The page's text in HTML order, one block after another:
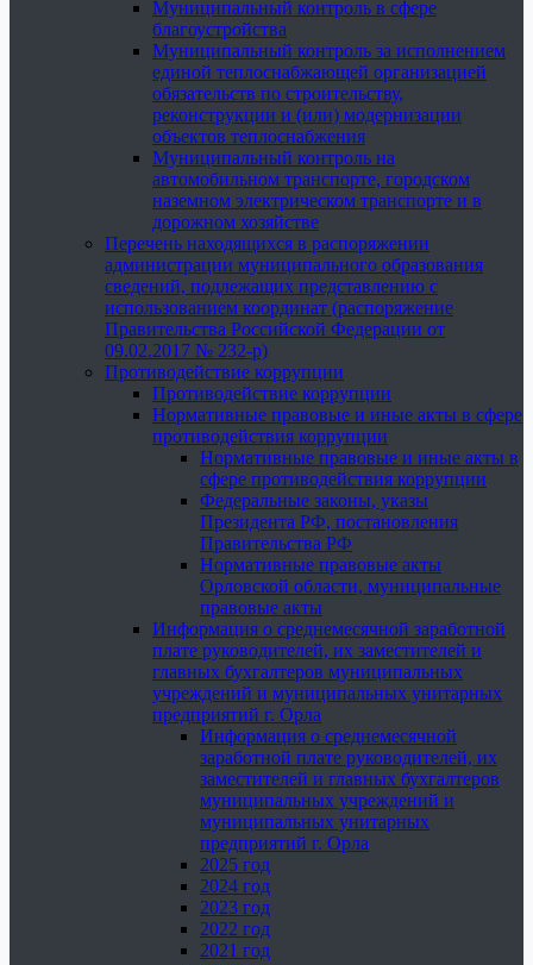
Муниципальный контроль в сфере
благоустройства
Муниципальный контроль за исполнением
единой теплоснабжающей организацией
обязательств по строительству,
реконструкции и (или) модернизации
объектов теплоснабжения
Муниципальный контроль на
автомобильном транспорте, городском
наземном электрическом транспорте и в
дорожном хозяйстве
Перечень находящихся в распоряжении
администрации муниципального образования
сведений, подлежащих представлению с
использованием координат (распоряжение
Правительства Российской Федерации от
09.02.2017 № 232-р)
Противодействие коррупции
Противодействие коррупции
Нормативные правовые и иные акты в сфере
противодействия коррупции
Нормативные правовые и иные акты в
сфере противодействия коррупции
Федеральные законы, указы
Президента РФ, постановления
Правительства РФ
Нормативные правовые акты
Орловской области, муниципальные
правовые акты
Информация о среднемесячной заработной
плате руководителей, их заместителей и
главных бухгалтеров муниципальных
учреждений и муниципальных унитарных
предприятий г. Орла
Информация о среднемесячной
заработной плате руководителей, их
заместителей и главных бухгалтеров
муниципальных учреждений и
муниципальных унитарных
предприятий г. Орла
2025 год
2024 год
2023 год
2022 год
2021 год